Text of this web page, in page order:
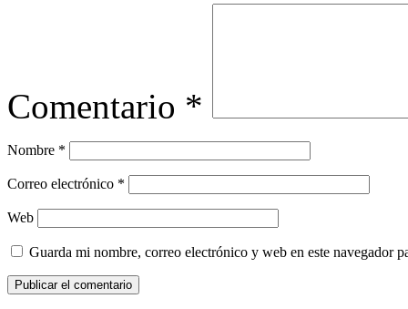
Comentario *
Nombre *
Correo electrónico *
Web
Guarda mi nombre, correo electrónico y web en este navegador